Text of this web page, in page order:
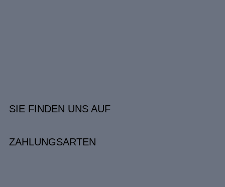
SIE FINDEN UNS AUF
ZAHLUNGSARTEN